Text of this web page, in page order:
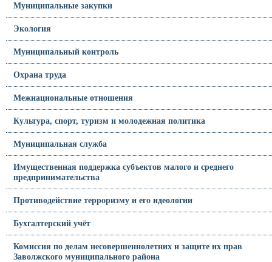
Муниципальные закупки
Экология
Муниципальный контроль
Охрана труда
Межнациональные отношения
Культура, спорт, туризм и молодежная политика
Муниципальная служба
Имущественная поддержка субъектов малого и среднего
предпринимательства
Противодействие терроризму и его идеологии
Бухгалтерский учёт
Комиссия по делам несовершеннолетних и защите их прав
Заволжского муниципального района